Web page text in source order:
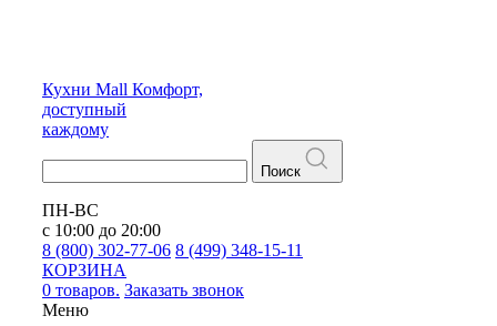
Кухни Mall Комфорт,
доступный
каждому
Поиск
ПН-ВС
с 10:00 до 20:00
8 (800) 302-77-06 8 (499) 348-15-11
КОРЗИНА
0 товаров. Заказать звонок
Меню